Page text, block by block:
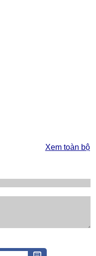
Xem toàn bộ